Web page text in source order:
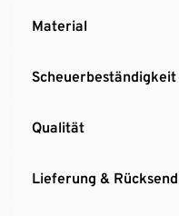
Sitzfläche und
Formschöne
Material
Scheuerbeständigkeit
Qualität
Lieferung &